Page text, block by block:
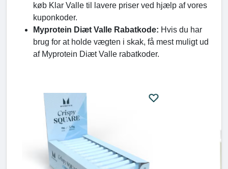
køb Klar Valle til lavere priser ved hjælp af vores
kuponkoder.
Myprotein Diæt Valle Rabatkode: Hvis du har
brug for at holde vægten i skak, få mest muligt ud
af Myprotein Diæt Valle rabatkoder.